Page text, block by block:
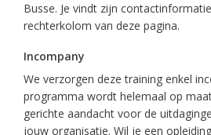
Busse. Je vindt zijn
rechterkolom van deze pagina.
Incompany
We verzorgen deze training enkel
programma wordt helemaal op
gerichte aandacht voor de
jouw organisatie. Wil je een